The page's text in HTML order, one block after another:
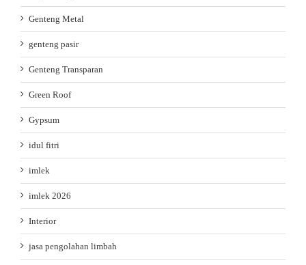
Genteng Metal
genteng pasir
Genteng Transparan
Green Roof
Gypsum
idul fitri
imlek
imlek 2026
Interior
jasa pengolahan limbah